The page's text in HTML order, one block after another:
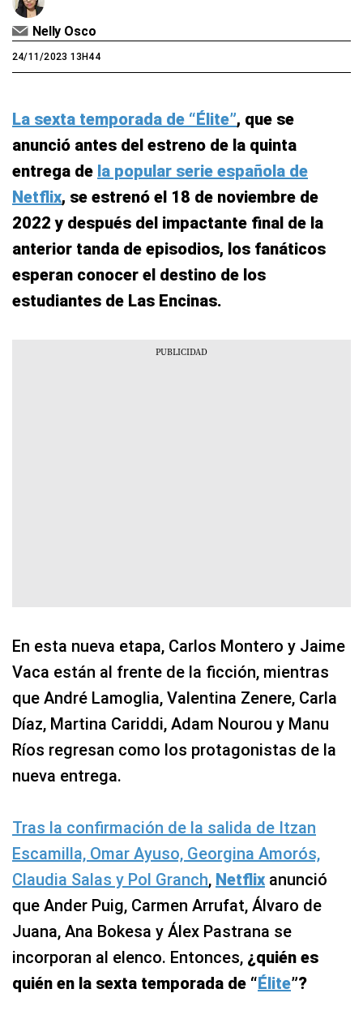
Nelly Osco
24/11/2023 13H44
La sexta temporada de “Élite”, que se
anunció antes del estreno de la quinta
entrega de la popular serie española de
Netflix, se estrenó el 18 de noviembre de
2022 y después del impactante final de la
anterior tanda de episodios, los fanáticos
esperan conocer el destino de los
estudiantes de Las Encinas.
En esta nueva etapa, Carlos Montero y Jaime
Vaca están al frente de la ficción, mientras
que André Lamoglia, Valentina Zenere, Carla
Díaz, Martina Cariddi, Adam Nourou y Manu
Ríos regresan como los protagonistas de la
nueva entrega.
Tras la confirmación de la salida de Itzan
Escamilla, Omar Ayuso, Georgina Amorós,
Claudia Salas y Pol Granch, Netflix anunció
que Ander Puig, Carmen Arrufat, Álvaro de
Juana, Ana Bokesa y Álex Pastrana se
incorporan al elenco. Entonces, ¿quién es
quién en la sexta temporada de “Élite”?